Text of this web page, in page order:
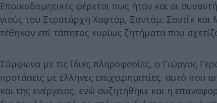
Εποικοδομητικές φέρεται πως ήταν και οι
γιούς του Στρατάρχη Χαφτάρ, Σαντάμ, Σαντίκ και
τέθηκαν επί τάπητος κυρίως ζητήματα που
Σύμφωνα με τις ίδιες πληροφορίες, ο Γιώργος
προτάσεις με έλληνες επιχειρηματίες, αυτό που
και της ενέργειας, ενώ συζητήθηκε και η